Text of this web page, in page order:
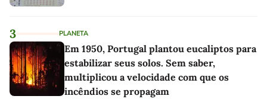
3 PLANETA
Em 1950, Portugal plantou eucaliptos para
estabilizar seus solos. Sem saber,
multiplicou a velocidade com que os
incêndios se propagam